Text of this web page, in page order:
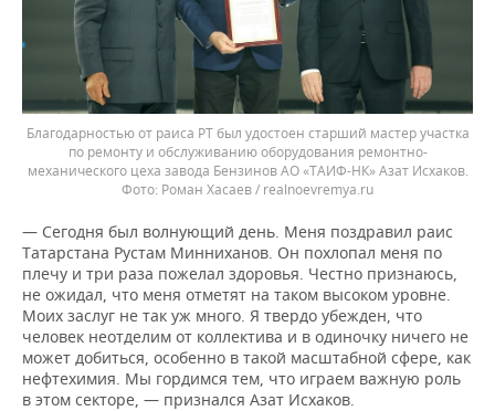
Благодарностью от раиса РТ был удостоен старший мастер участка
по ремонту и обслуживанию оборудования ремонтно-
механического цеха завода Бензинов АО «ТАИФ-НК» Азат Исхаков.
Роман Хасаев / realnoevremya.ru
— Сегодня был волнующий день. Меня поздравил раис
Татарстана Рустам Минниханов. Он похлопал меня по
плечу и три раза пожелал здоровья. Честно признаюсь,
не ожидал, что меня отметят на таком высоком уровне.
Моих заслуг не так уж много. Я твердо убежден, что
человек неотделим от коллектива и в одиночку ничего не
может добиться, особенно в такой масштабной сфере, как
нефтехимия. Мы гордимся тем, что играем важную роль
в этом секторе, — признался Азат Исхаков.